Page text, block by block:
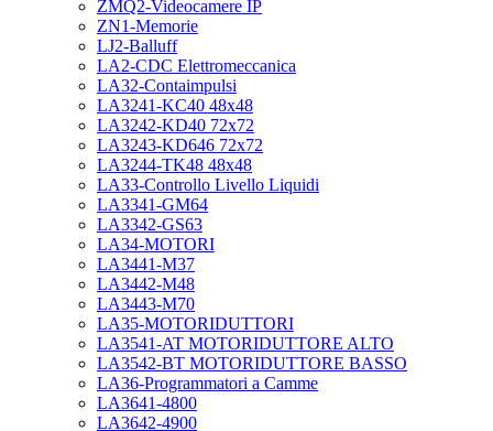
ZMQ2-Videocamere IP
ZN1-Memorie
LJ2-Balluff
LA2-CDC Elettromeccanica
LA32-Contaimpulsi
LA3241-KC40 48x48
LA3242-KD40 72x72
LA3243-KD646 72x72
LA3244-TK48 48x48
LA33-Controllo Livello Liquidi
LA3341-GM64
LA3342-GS63
LA34-MOTORI
LA3441-M37
LA3442-M48
LA3443-M70
LA35-MOTORIDUTTORI
LA3541-AT MOTORIDUTTORE ALTO
LA3542-BT MOTORIDUTTORE BASSO
LA36-Programmatori a Camme
LA3641-4800
LA3642-4900